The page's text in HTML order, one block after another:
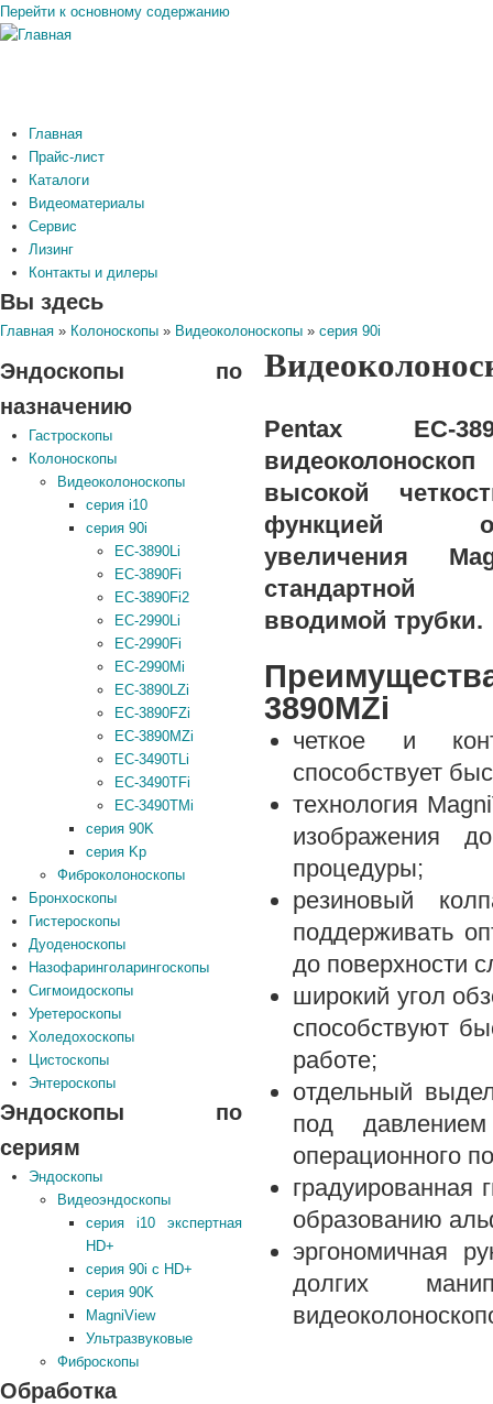
Перейти к основному содержанию
Главная
Прайс-лист
Каталоги
Видеоматериалы
Сервис
Лизинг
Контакты и дилеры
Вы здесь
Главная » Колоноскопы » Видеоколоноскопы » серия 90i
Pentax EC-
высокой
функцией
увеличения
вводимой трубки.
3890MZi
четкое и
способствует
технология
изображения
процедуры;
резиновый
поддерживать
до поверхности
широкий угол
способствуют
работе;
отдельный
под
операционного
градуированная
образованию
эргономичная
долгих
Эндоскопы по
назначению
Гастроскопы
Колоноскопы
Видеоколоноскопы
серия i10
серия 90i
EC-3890Li
EC-3890Fi
EC-3890Fi2
EC-2990Li
EC-2990Fi
EC-2990Mi
EC-3890LZi
EC-3890FZi
EC-3890MZi
EC-3490TLi
EC-3490TFi
EC-3490TMi
серия 90K
серия Kp
Фиброколоноскопы
Бронхоскопы
Гистероскопы
Дуоденоскопы
Назофаринголарингоскопы
Сигмоидоскопы
Уретероскопы
Холедохоскопы
Цистоскопы
Энтероскопы
Эндоскопы по
сериям
Эндоскопы
Видеоэндоскопы
серия i10 экспертная
HD+
серия 90i с HD+
серия 90K
MagniView
Ультразвуковые
Фиброскопы
Обработка